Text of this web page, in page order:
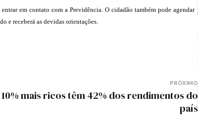
em contato com a Previdência. O cidadão também pode agendar
e receberá as devidas orientações.
PRÓXIMO
10% mais ricos têm 42% dos rendimentos do
país